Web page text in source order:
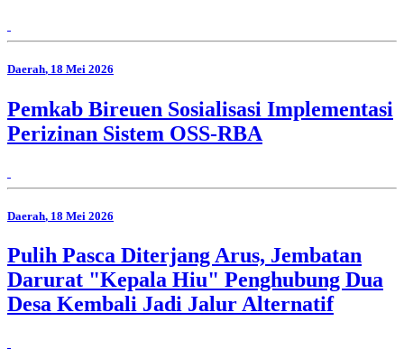
Daerah, 18 Mei 2026
Pemkab Bireuen Sosialisasi Implementasi
Perizinan Sistem OSS-RBA
Daerah, 18 Mei 2026
Pulih Pasca Diterjang Arus, Jembatan
Darurat "Kepala Hiu" Penghubung Dua
Desa Kembali Jadi Jalur Alternatif